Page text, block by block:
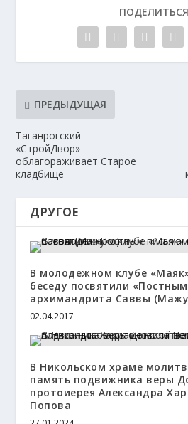
ПРЕДЫДУЩАЯ
Таганрогский
«СтройДвор»
облагораживает Старое
кладбище
ДРУГОЕ
В молодежном клубе
беседу посвятили
архимандрита Саввы
02.04.2017
В Никольском храме
память подвижника веры
протоиерея Александра
Попова